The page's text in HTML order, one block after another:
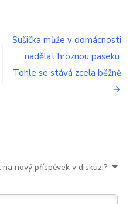
tohle
vás
zlomí
Sušička může v domácnosti
nadělat hroznou paseku.
Tohle se stává zcela běžně
nový příspěvek v diskuzi?